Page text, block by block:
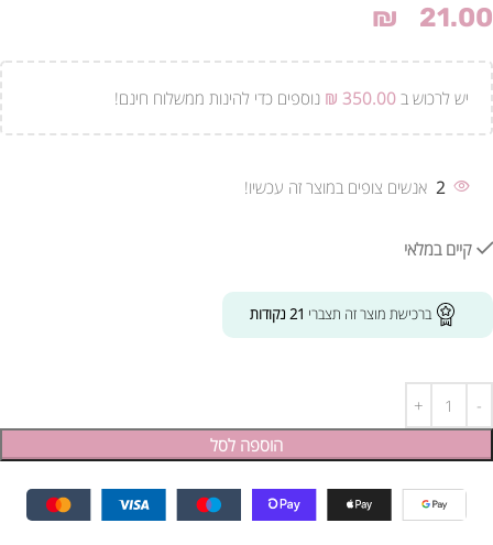
₪ 21.00
יש לרכוש ב ₪ 350.00 נוספים כדי להינות ממשלוח חינם!
2 אנשים צופים במוצר זה עכשיו!
קיים במלאי
ברכישת מוצר זה תצברי 21 נקודות
הוספה לסל